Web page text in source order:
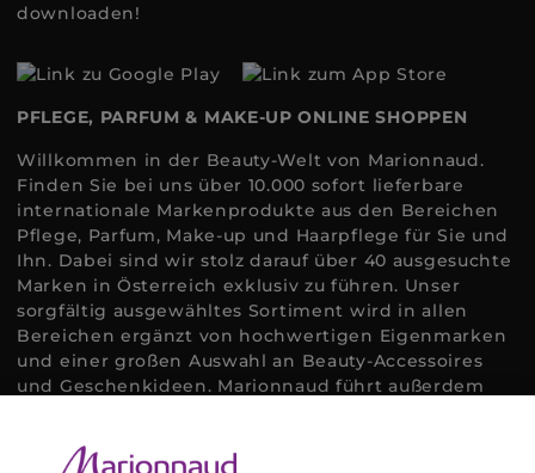
downloaden!
PFLEGE, PARFUM & MAKE-UP ONLINE SHOPPEN
Willkommen in der Beauty-Welt von Marionnaud.
Finden Sie bei uns über 10.000 sofort lieferbare
internationale Markenprodukte aus den Bereichen
Pflege, Parfum, Make-up und Haarpflege für Sie und
Ihn. Dabei sind wir stolz darauf über 40 ausgesuchte
Marken in Österreich exklusiv zu führen. Unser
sorgfältig ausgewähltes Sortiment wird in allen
Bereichen ergänzt von hochwertigen Eigenmarken
und einer großen Auswahl an Beauty-Accessoires
und Geschenkideen. Marionnaud führt außerdem
Bedürfnissen individuell mit der perfekten Lösung